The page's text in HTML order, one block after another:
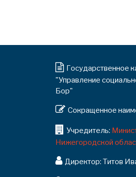
Государственное
"Управление
Бор"
Сокращенное
Учредитель:
Нижегородской
Директор: Титов